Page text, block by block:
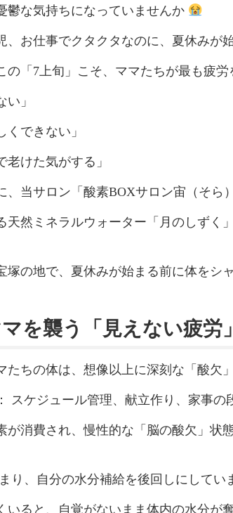
鬱な気持ちになっていませんか
、お仕事でクタクタなのに、夏休み
の「7上旬」こそ、ママたちが最も疲
」
くできない」
老けた気がする」
、当サロン「酸素BOXサロン宙（そ
天然ミネラルウォーター「月のしず
塚の地で、夏休みが始まる前に体をシ
を襲う「見えない疲労
たちの体は、想像以上に深刻な「酸欠
： スケジュール管理、献立作り、家事
が消費され、慢性的な「脳の酸欠」
り、自分の水分補給を後回しにしてい
いると、自覚がないまま体内の水分が